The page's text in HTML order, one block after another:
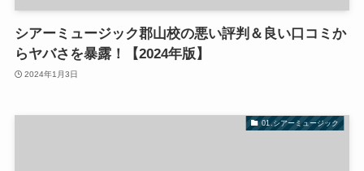
シアーミュージック郡山校の悪い評判＆良い口コミか
らヤバさを暴露！【2024年版】
2024年1月3日
01.シアーミュージック